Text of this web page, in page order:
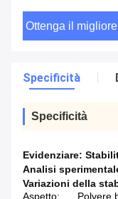
Ottenga il
Specificità
Specificità
Evidenziare:
Analisi
Variazioni della
Aspetto:
Polvere